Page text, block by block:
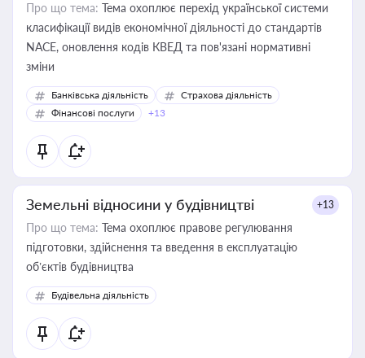
Про що тема: Тема охоплює перехід української системи
класифікації видів економічної діяльності до стандартів
NACE, оновлення кодів КВЕД та пов'язані нормативні
зміни
Банківська діяльність
Страхова діяльність
Фінансові послуги
+13
Земельні відносини у будівництві +13
Про що тема: Тема охоплює правове регулювання
підготовки, здійснення та введення в експлуатацію
об’єктів будівництва
Будівельна діяльність